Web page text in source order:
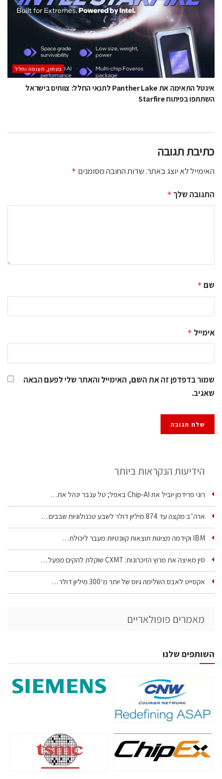
בטחון, תעופה וחלל
אינטל התאימה את Panther Lake לתנאי החלל: צוותים בישראל
השתתפו בפיתוח Starfire
כתיבת תגובה
האימייל לא יוצג באתר.שדות החובה מסומנים *
התגובה שלך *
שם *
אימייל *
שמור בדפדפן זה את השם, האימייל והאתר שלי לפעם הבאה
שאגיב.
הידיעות הנקראות ביותר
רוני פרידמן יוביל את Chip‑AI באפל; טל ענבר ינהל את…
ארה״ב מקצה עד 874 מיליון דולר לשבע טכנולוגיות שבבים…
IBM וקידמה מציגות תוצאות קוונטיות מעבר ליכולת…
סין מאיצה את מרוץ הזיכרונות: CXMT שוקלת להקים מפעל…
אקסייט לאבס השלימה גיוס של יותר מ־300 מיליון דולר…
מאמרים פופולאריים
השותפים שלנו